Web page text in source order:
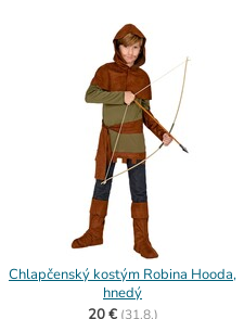
Chlapčenský kostým Robina Hooda,
hnedý
20 € (31.8.)